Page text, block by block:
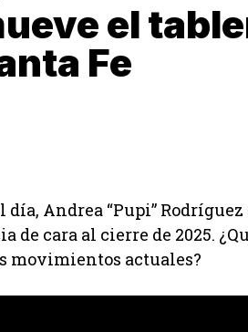
el
Fe
día, Andrea “Pupi”
de cara al cierre de 2025.
movimientos actuales?